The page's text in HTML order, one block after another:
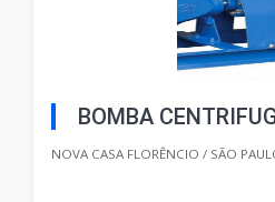
BOMBA
NOVA CASA FLORÊNCIO / SÃO